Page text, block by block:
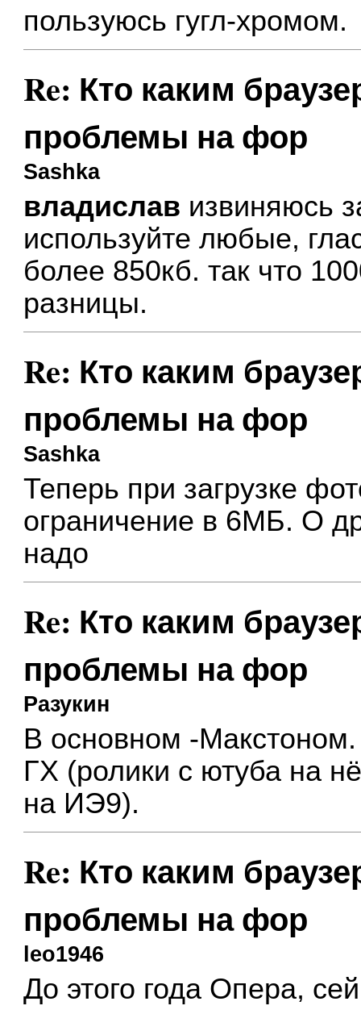
пользуюсь гугл-хромом.
Re: Кто каким
проблемы на фор
Sashka
владислав извиняюсь
используйте любые,
более 850кб. так что
разницы.
Re: Кто каким
проблемы на фор
Sashka
Теперь при загрузке
ограничение в 6МБ. О
надо
Re: Кто каким
проблемы на фор
Разукин
В основном -
ГХ (ролики с ютуба на
на ИЭ9).
Re: Кто каким
проблемы на фор
leo1946
До этого года Опера,